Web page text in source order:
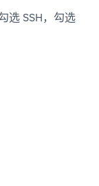
选 SSH，勾选